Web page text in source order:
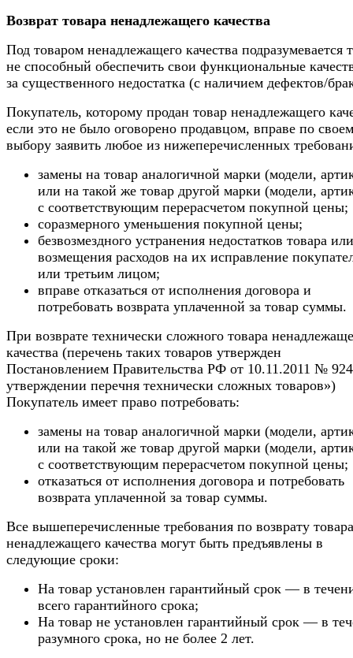
Возврат товара ненадлежащего качества
Под товаром ненадлежащего качества подразумевается
не способный обеспечить свои функциональные
за существенного недостатка (с наличием дефектов/
Покупатель, которому продан товар ненадлежащего
если это не было оговорено продавцом, вправе по
выбору заявить любое из нижеперечисленных
замены на товар аналогичной марки (модели,
или на такой же товар другой марки (модели,
с соответствующим перерасчетом покупной цены;
соразмерного уменьшения покупной цены;
безвозмездного устранения недостатков товара или
возмещения расходов на их исправление
или третьим лицом;
вправе отказаться от исполнения договора и
потребовать возврата уплаченной за товар суммы.
При возврате технически сложного товара
качества (перечень таких товаров утвержден
Постановлением Правительства РФ от 10.11.2011 №
утверждении перечня технически сложных товаров»)
Покупатель имеет право потребовать:
замены на товар аналогичной марки (модели,
или на такой же товар другой марки (модели,
с соответствующим перерасчетом покупной цены;
отказаться от исполнения договора и потребовать
возврата уплаченной за товар суммы.
Все вышеперечисленные требования по возврату товара
ненадлежащего качества могут быть предъявлены в
следующие сроки:
На товар установлен гарантийный срок — в
всего гарантийного срока;
На товар не установлен гарантийный срок — в
разумного срока, но не более 2 лет.